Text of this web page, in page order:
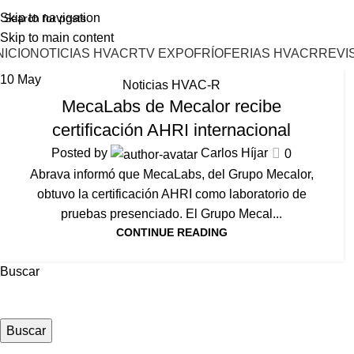
Skip to navigation
Skip to main content
NOTICIAS HVACRTV EXPOFRÍOFERIAS HVACR
10 May Noticias HVAC-R
MecaLabs de Mecalor recibe
certificación AHRI internacional
Posted by Carlos Híjar
0
Abrava informó que MecaLabs, del Grupo Mecalor,
obtuvo la certificación AHRI como laboratorio de
pruebas presenciado. El Grupo Mecal...
CONTINUE READING
Buscar
Buscar